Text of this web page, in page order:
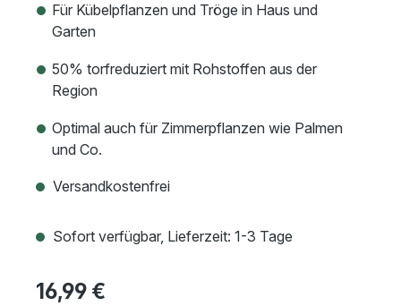
Für Kübelpflanzen und Tröge in Haus und
Garten
50% torfreduziert mit Rohstoffen aus der
Region
Optimal auch für Zimmerpflanzen wie Palmen
und Co.
Versandkostenfrei
Sofort verfügbar, Lieferzeit: 1-3 Tage
16,99 €